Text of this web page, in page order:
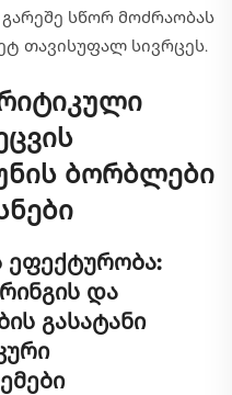
სწორ მოძრაობას
თავისუფალ სივრცეს.
ბორბლები
ეფექტურობა:
და
გასატანი